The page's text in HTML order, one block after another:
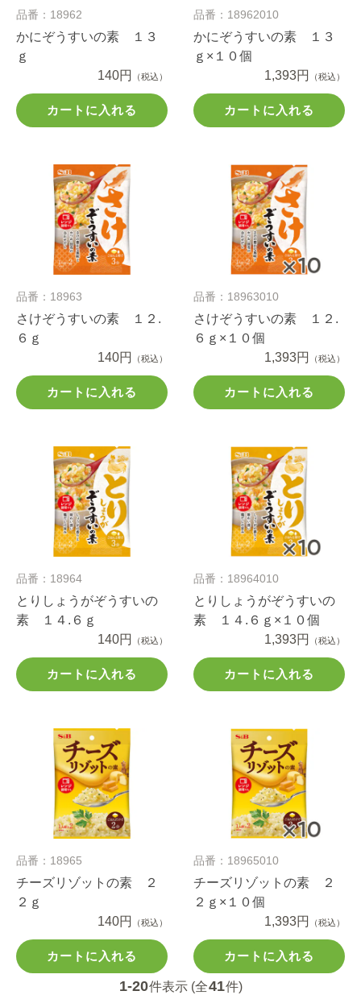
品番：18962
かにぞうすいの素 １３
ｇ
140円
（税込）
カートに入れる
品番：18962010
かにぞうすいの素 １３
ｇ×１０個
1,393円
（税込）
カートに入れる
品番：18963
さけぞうすいの素 １２.
６ｇ
140円
（税込）
カートに入れる
品番：18963010
さけぞうすいの素 １２.
６ｇ×１０個
1,393円
（税込）
カートに入れる
品番：18964
とりしょうがぞうすいの
素 １４.６ｇ
140円
（税込）
カートに入れる
品番：18964010
とりしょうがぞうすいの
素 １４.６ｇ×１０個
1,393円
（税込）
カートに入れる
品番：18965
チーズリゾットの素 ２
２ｇ
140円
（税込）
カートに入れる
品番：18965010
チーズリゾットの素 ２
２ｇ×１０個
1,393円
（税込）
カートに入れる
1-20件表示 (全41件)